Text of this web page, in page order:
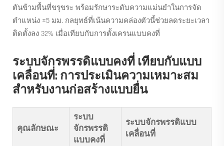
ตันข้ามพื้นที่ขรุขระ พร้อมรักษาระดับความแม่นยำในการจัด
ตำแหน่ง ±5 มม. กลยุทธ์ที่เน้นความคล่องตัวนี้ช่วยลดระยะเวลา
ติดตั้งลง 32% เมื่อเทียบกับการตั้งเครนแบบคงที่
ระบบจักรพรรดิแบบคงที่ เทียบกับแบบ
เคลื่อนที่: การประเมินความเหมาะสม
สำหรับงานก่อสร้างแบบยื่น
คุณลักษณะ
ระบบ
จักรพรรดิ
แบบคงที่
ระบบจักรพรรดิแบบ
เคลื่อนที่